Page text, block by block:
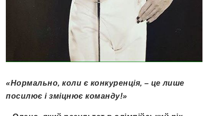
«Нормально, коли є конкуренція, – це лише
посилює і зміцнює команду!»